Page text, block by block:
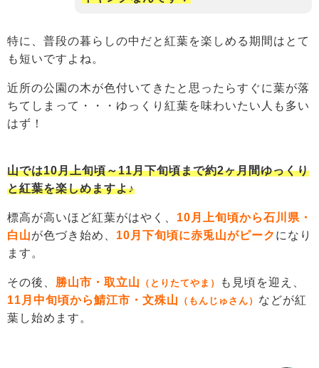
特に、普段の暮らしの中だと紅葉を楽しめる期間はとて
も短いですよね。
近所の公園の木が色付いてきたと思ったらすぐに葉が落
ちてしまって・・・ゆっくり紅葉を味わいたい人も多い
はず！
山では10月上旬頃～11月下旬頃まで約2ヶ月間ゆっくり
と紅葉を楽しめますよ♪
標高が高いほど紅葉がはやく、 10月上旬頃から石川県・
白山が色づき始め、 10月下旬頃に赤兎山がピーク になり
ます。
その後、 勝山市・取立山 （とりたてやま）
も見頃を迎え、
11月中旬頃から鯖江市・文殊山
（もんじゅさん） などが紅
葉し始めます。